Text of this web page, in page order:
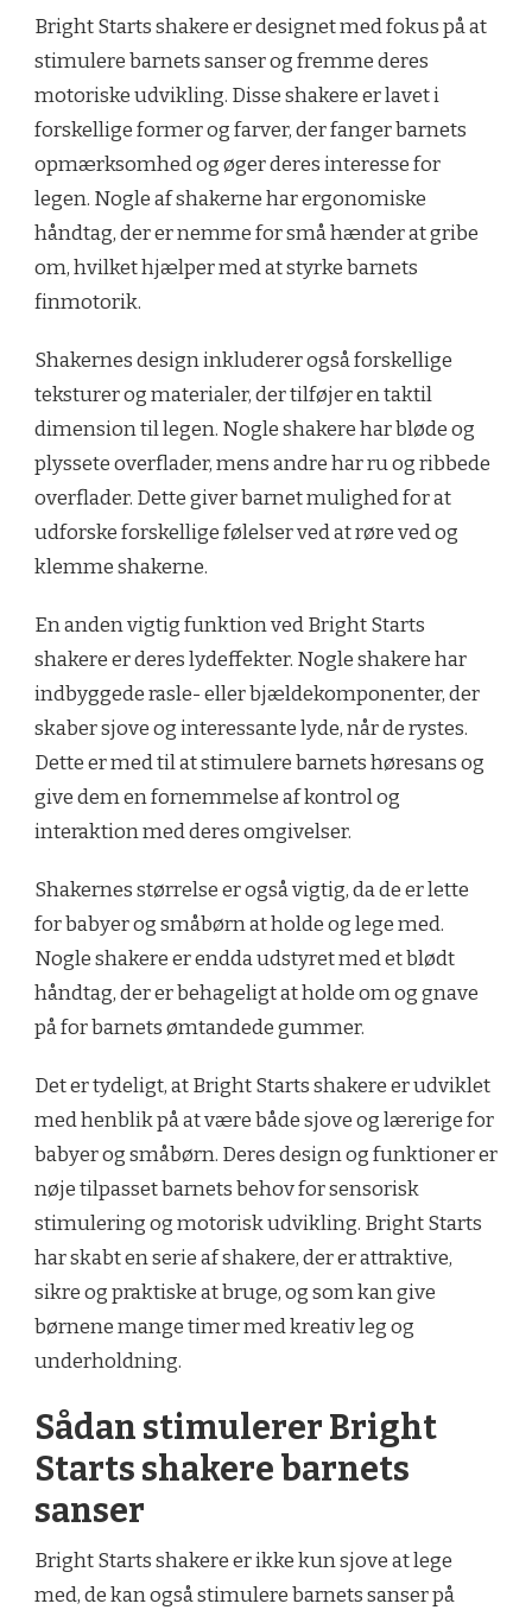
Bright Starts shakere er designet med fokus på at
stimulere barnets sanser og fremme deres
motoriske udvikling. Disse shakere er lavet i
forskellige former og farver, der fanger barnets
opmærksomhed og øger deres interesse for
legen. Nogle af shakerne har ergonomiske
håndtag, der er nemme for små hænder at gribe
om, hvilket hjælper med at styrke barnets
finmotorik.
Shakernes design inkluderer også forskellige
teksturer og materialer, der tilføjer en taktil
dimension til legen. Nogle shakere har bløde og
plyssete overflader, mens andre har ru og ribbede
overflader. Dette giver barnet mulighed for at
udforske forskellige følelser ved at røre ved og
klemme shakerne.
En anden vigtig funktion ved Bright Starts
shakere er deres lydeffekter. Nogle shakere har
indbyggede rasle- eller bjældekomponenter, der
skaber sjove og interessante lyde, når de rystes.
Dette er med til at stimulere barnets høresans og
give dem en fornemmelse af kontrol og
interaktion med deres omgivelser.
Shakernes størrelse er også vigtig, da de er lette
for babyer og småbørn at holde og lege med.
Nogle shakere er endda udstyret med et blødt
håndtag, der er behageligt at holde om og gnave
på for barnets ømtandede gummer.
Det er tydeligt, at Bright Starts shakere er udviklet
med henblik på at være både sjove og lærerige for
babyer og småbørn. Deres design og funktioner er
nøje tilpasset barnets behov for sensorisk
stimulering og motorisk udvikling. Bright Starts
har skabt en serie af shakere, der er attraktive,
sikre og praktiske at bruge, og som kan give
børnene mange timer med kreativ leg og
underholdning.
Sådan stimulerer Bright
Starts shakere barnets
sanser
Bright Starts shakere er ikke kun sjove at lege
med, de kan også stimulere barnets sanser på